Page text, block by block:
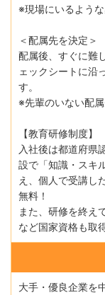
※現場にいるよう
＜配属先を決定＞
配属後、すぐに難
ェックシートに沿
す。
※先輩のいない配属
【教育研修制度】
入社後は都道府県
設で「知識・スキ
え、個人で受講し
無料！
また、研修を終え
など国家資格も取
大手・優良企業を